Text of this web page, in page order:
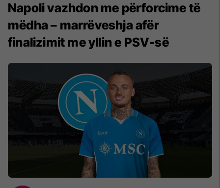
Napoli vazhdon me përforcime të
mëdha – marrëveshja afër
finalizimit me yllin e PSV-së